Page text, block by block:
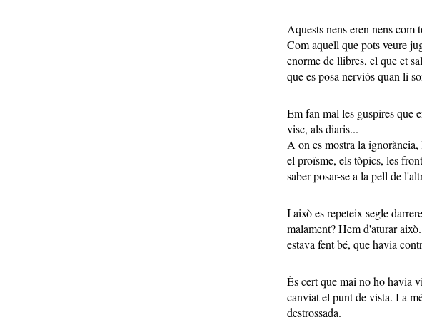
Aquests nens eren nens
Com aquell que pots veure
enorme de llibres, el que et
que es posa nerviós quan li
Em fan mal les guspires que
visc, als diaris...
A on es mostra la
el proïsme, els tòpics, les
saber posar-se a la pell de
I això es repeteix segle
malament? Hem d'aturar
estava fent bé, que havia
És cert que mai no ho havia
canviat el punt de vista. I a
destrossada.